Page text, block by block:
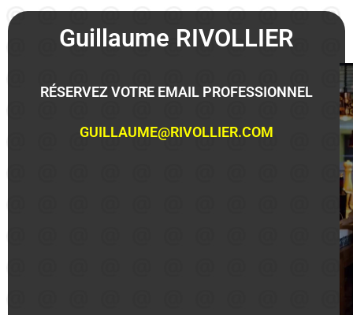
Guillaume RIVOLLIER
RÉSERVEZ VOTRE EMAIL PROFESSIONNEL
GUILLAUME@RIVOLLIER.COM